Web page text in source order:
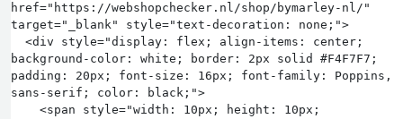
href="https://webshopchecker.nl/shop/bymarley-nl/"
target="_blank" style="text-decoration: none;">
background-color: white; border: 2px solid #F4F7F7;
padding: 20px; font-size: 16px; font-family: Poppins,
sans-serif; color: black;">